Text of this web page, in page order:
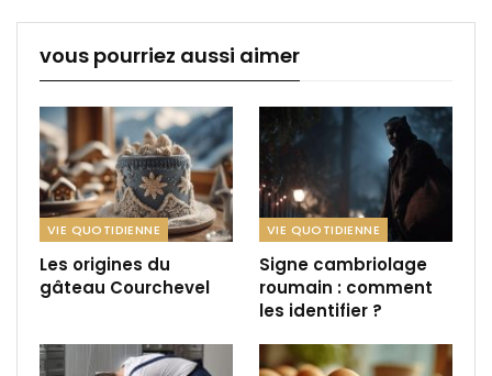
vous pourriez aussi aimer
VIE QUOTIDIENNE
Les origines du
gâteau Courchevel
VIE QUOTIDIENNE
Signe cambriolage
roumain : comment
les identifier ?